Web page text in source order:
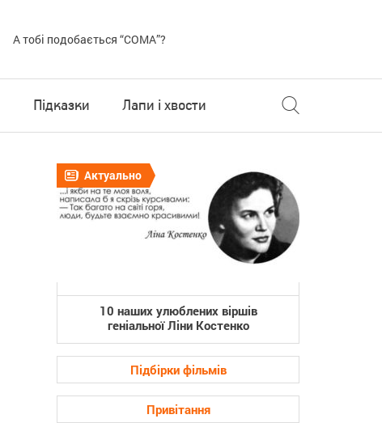
А тобі подобається “COMA”?
Підказки Лапи і хвости
Актуально
10 наших улюблених віршів
геніальної Ліни Костенко
Підбірки фільмів
Привітання